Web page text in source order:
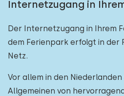
Internetzugang in
Der Internetzugang in Ihrem
dem Ferienpark erfolgt in der
Netz.
Vor allem in den Niederlanden
Allgemeinen von